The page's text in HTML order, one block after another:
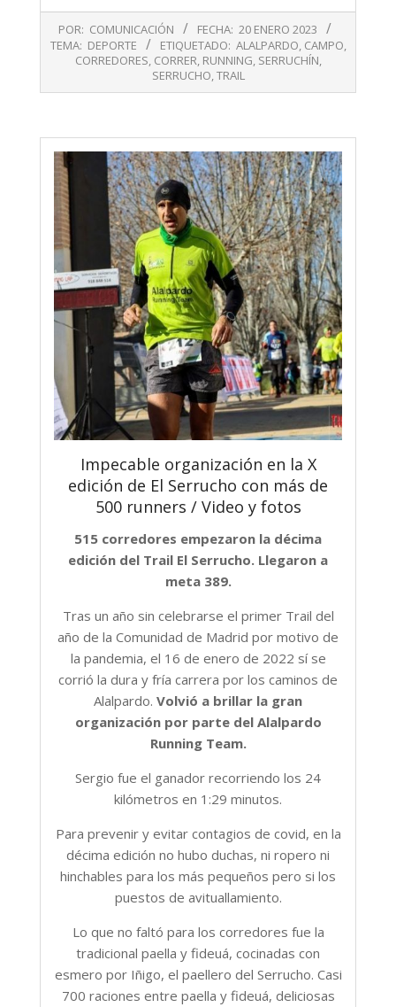
01-
POR: COMUNICACIÓN FECHA: 20 ENERO 2023
TEMA: DEPORTE ETIQUETADO: ALALPARDO, CAMPO,
CORREDORES, CORRER, RUNNING, SERRUCHÍN,
SERRUCHO,TRAIL
Impecable organización en la X
edición de El Serrucho con más de
500 runners / Video y fotos
515 corredores empezaron la décima
edición del Trail El Serrucho. Llegaron a
meta 389.
Tras un año sin celebrarse el primer Trail del
año de la Comunidad de Madrid por motivo de
la pandemia, el 16 de enero de 2022 sí se
corrió la dura y fría carrera por los caminos de
Alalpardo. Volvió a brillar la gran
organización por parte del Alalpardo
Running Team.
Sergio fue el ganador recorriendo los 24
kilómetros en 1:29 minutos.
Para prevenir y evitar contagios de covid, en la
décima edición no hubo duchas, ni ropero ni
hinchables para los más pequeños pero si los
puestos de avituallamiento.
Lo que no faltó para los corredores fue la
tradicional paella y fideuá, cocinadas con
esmero por Iñigo, el paellero del Serrucho. Casi
700 raciones entre paella y fideuá, deliciosas